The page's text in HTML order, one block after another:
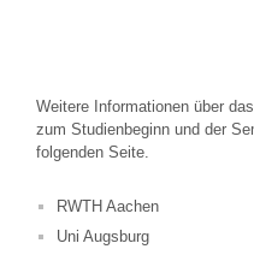
Weitere Informationen über
zum Studienbeginn und der
folgenden Seite.
RWTH Aachen
Uni Augsburg